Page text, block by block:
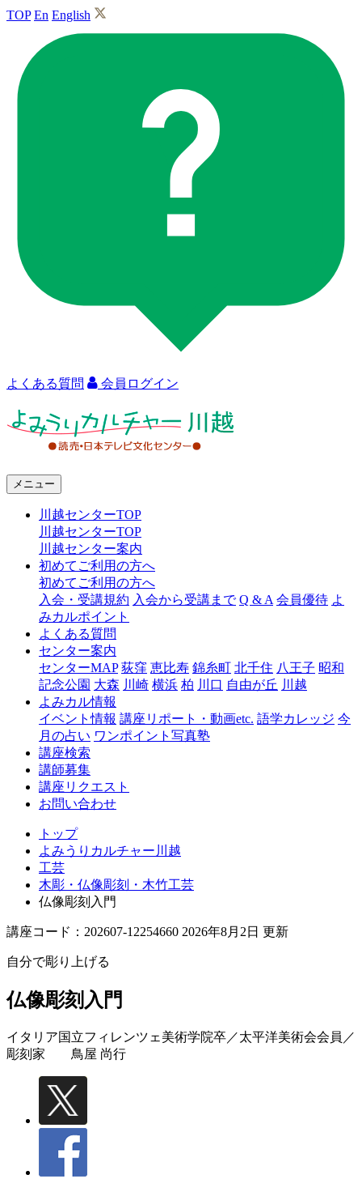
TOP En English
よくある質問 会員ログイン
ャ
越
メニュー
川越センターTOP
川越センターTOP
川越センター案内
初めてご利用の方へ
初めてご利用の方へ
入会・受講規約 入会から受講まで Q & A 会員優待 よ
みカルポイント
よくある質問
センター案内
センターMAP 荻窪 恵比寿 錦糸町 北千住 八王子 昭和
記念公園 大森 川崎 横浜 柏 川口 自由が丘 川越
よみカル情報
イベント情報 講座リポート・動画etc. 語学カレッジ 今
月の占い ワンポイント写真塾
講座検索
講師募集
講座リクエスト
お問い合わせ
トップ
よみうりカルチャー川越
工芸
木彫・仏像彫刻・木竹工芸
仏像彫刻入門
講座コード：202607-12254660 2026年8月2日 更新
自分で彫り上げる
仏像彫刻入門
イタリア国立フィレンツェ美術学院卒／太平洋美術会会員／
彫刻家 鳥屋 尚行